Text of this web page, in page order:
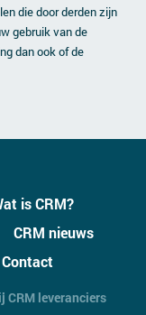
die door derden zijn
gebruik van de
dan ook of de
is CRM?
CRM nieuws
Contact
CRM leveranciers